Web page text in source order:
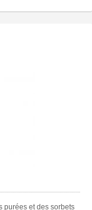
purées et des sorbets